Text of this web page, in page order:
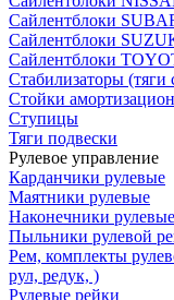
Сайлентблоки
Сайлентблоки
Сайлентблоки
Стабилизаторы (тяги
Стойки
Ступицы
Тяги подвески
Рулевое управление
Карданчики рулевые
Маятники рулевые
Наконечники рулевые
Пыльники рулевой
Рем, комплекты
рул, редук, )
Рулевые рейки